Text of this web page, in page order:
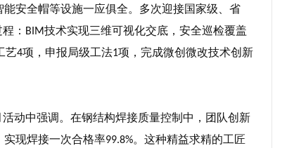
安全帽等设施一应俱全。多次迎接国家级、省
： BIM技术实现三维可视化交底，安全巡检覆盖
艺4项，申报局级工法1项，完成微创微改技术创新
动中强调。在钢结构焊接质量控制中，团队创新
实现焊接一次合格率99.8%。这种精益求精的工匠